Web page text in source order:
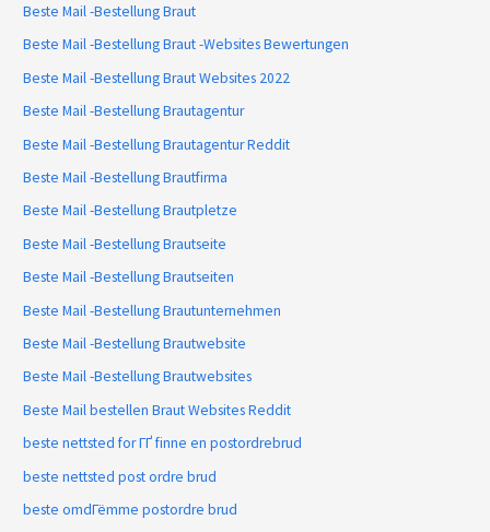
Beste Mail -Bestellung Braut
Beste Mail -Bestellung Braut -Websites Bewertungen
Beste Mail -Bestellung Braut Websites 2022
Beste Mail -Bestellung Brautagentur
Beste Mail -Bestellung Brautagentur Reddit
Beste Mail -Bestellung Brautfirma
Beste Mail -Bestellung Brautpletze
Beste Mail -Bestellung Brautseite
Beste Mail -Bestellung Brautseiten
Beste Mail -Bestellung Brautunternehmen
Beste Mail -Bestellung Brautwebsite
Beste Mail -Bestellung Brautwebsites
Beste Mail bestellen Braut Websites Reddit
beste nettsted for ГҐ finne en postordrebrud
beste nettsted post ordre brud
beste omdГёmme postordre brud